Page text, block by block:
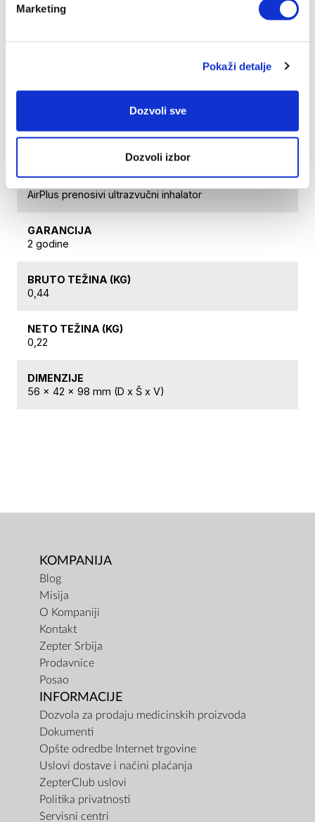
Marketing
Pokaži detalje
Dozvoli sve
Dozvoli izbor
problema sa upotrebom klasičnih inhalatora.
Mali, kompaktan aparat za efikasne tretmane za
Tehnički detalji
ŠIFRA PROIZVODA
NAZIV PROIZVODA
AirPlus prenosivi ultrazvučni inhalator
GARANCIJA
2 godine
BRUTO TEŽINA (KG)
0,44
NETO TEŽINA (KG)
0,22
DIMENZIJE
56 x 42 x 98 mm (D x Š x V)
KOMPANIJA
Blog
Misija
O Kompaniji
Kontakt
Zepter Srbija
Prodavnice
Posao
INFORMACIJE
Dozvola za prodaju medicinskih proizvoda
Dokumenti
Opšte odredbe Internet trgovine
Uslovi dostave i načini plaćanja
ZepterClub uslovi
Politika privatnosti
Servisni centri